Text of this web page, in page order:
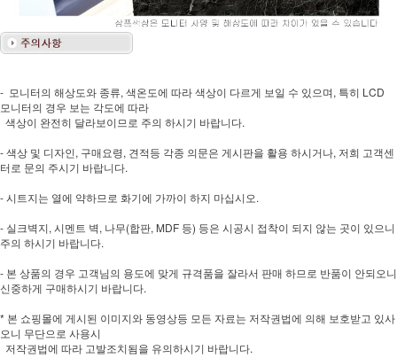
- 모니터의 해상도와 종류, 색온도에 따라 색상이 다르게 보일 수 있으며, 특히 LCD
모니터의 경우 보는 각도에 따라
색상이 완전히 달라보이므로 주의 하시기 바랍니다.
- 색상 및 디자인, 구매요령, 견적등 각종 의문은 게시판을 활용 하시거나, 저희 고객센
터로 문의 주시기 바랍니다.
- 시트지는 열에 약하므로 화기에 가까이 하지 마십시오.
- 실크벽지, 시멘트 벽, 나무(합판, MDF 등) 등은 시공시 접착이 되지 않는 곳이 있으니
주의 하시기 바랍니다.
- 본 상품의 경우 고객님의 용도에 맞게 규격품을 잘라서 판매 하므로 반품이 안되오니
신중하게 구매하시기 바랍니다.
* 본 쇼핑몰에 게시된 이미지와 동영상등 모든 자료는 저작권법에 의해 보호받고 있사
오니 무단으로 사용시
저작권법에 따라 고발조치됨을 유의하시기 바랍니다.